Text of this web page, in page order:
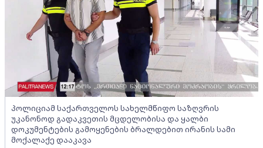
პოლიციამ საქართველოს სახელმწიფო საზღვრის
უკანონოდ გადაკვეთის მცდელობისა და ყალბი
დოკუმენტების გამოყენების ბრალდებით ირანის სამი
მოქალაქე დააკავა